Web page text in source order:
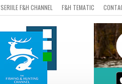
SERIILE F&H CHANNEL F&H TEMATIC